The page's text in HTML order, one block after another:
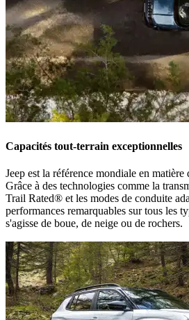
Capacités tout-terrain exceptionnelles
Jeep est la référence mondiale en
Grâce à des technologies comme la
Trail Rated® et les modes de conduite
performances remarquables sur tous les
s'agisse de boue, de neige ou de rochers.